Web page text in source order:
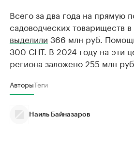
Всего за два года на прямую
садоводческих товариществ
выделили 366 млн руб.
300 СНТ. В 2024 году на эти
региона заложено 255 млн
АвторыТеги
Наиль Байназаров